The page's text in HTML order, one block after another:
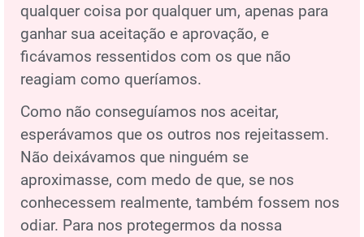
qualquer coisa por qualquer um, apenas para
ganhar sua aceitação e aprovação, e
ficávamos ressentidos com os que não
reagiam como queríamos.
Como não conseguíamos nos aceitar,
esperávamos que os outros nos rejeitassem.
Não deixávamos que ninguém se
aproximasse, com medo de que, se nos
conhecessem realmente, também fossem nos
odiar. Para nos protegermos da nossa